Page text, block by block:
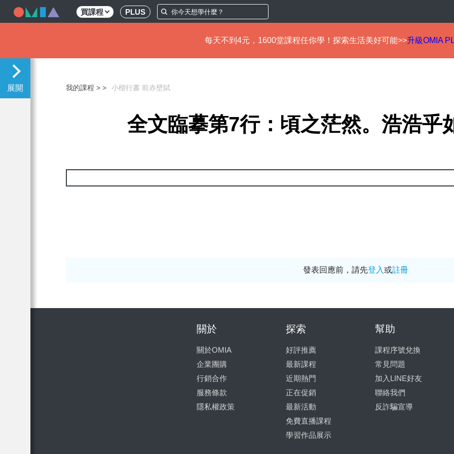
買課程 PLUS
每天不到4元，1600堂課程任你學！探索生活美好可能>>升級OMIA
我的課程 > 小楷行書 前赤壁賦
全文臨摹第7行：頃之茫然。浩浩乎
發表回應前，請先登入或註冊
關於
關於OMIA
企業團購
行銷合作
服務條款
隱私權政策
探索
好評推薦
最新課程
近期熱門
正在促銷
最新活動
免費直播課程
學習作品展示
幫助
課程序號兌換
常見問題
加入LINE好友
聯絡我們
反詐騙宣導